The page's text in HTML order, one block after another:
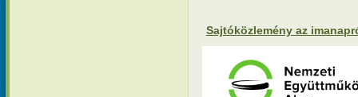
Sajtóközlemény az